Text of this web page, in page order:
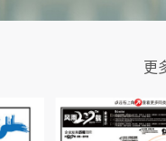
更